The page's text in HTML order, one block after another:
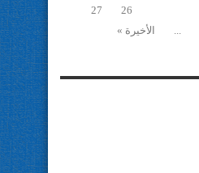
26
27
... الأخيرة »